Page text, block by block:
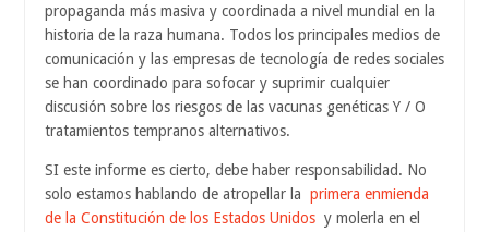
propaganda más masiva y coordinada a nivel mundial en la
historia de la raza humana. Todos los principales medios de
comunicación y las empresas de tecnología de redes sociales
se han coordinado para sofocar y suprimir cualquier
discusión sobre los riesgos de las vacunas genéticas Y / O
tratamientos tempranos alternativos.
SI este informe es cierto, debe haber responsabilidad. No
solo estamos hablando de atropellar la primera enmienda
de la Constitución de los Estados Unidos y molerla en el